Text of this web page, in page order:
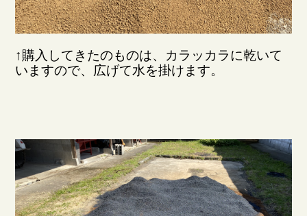
↑購入してきたのものは、カラッカラに乾いて
いますので、広げて水を掛けます。